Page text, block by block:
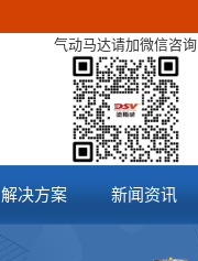
气动马达请加微信咨询
解决方案 新闻资讯